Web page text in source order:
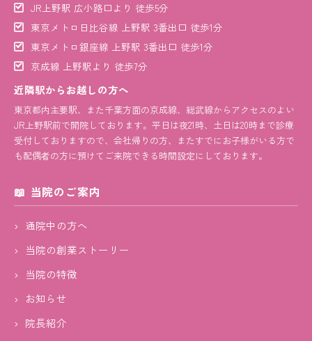
JR上野駅 広小路口より 徒歩5分
東京メトロ日比谷線 上野駅 3番出口 徒歩1分
東京メトロ銀座線 上野駅 3番出口 徒歩1分
京成線 上野駅より 徒歩7分
近隣駅からお越しの方へ
東京都内主要駅、また千葉方面の京成線、総武線からアクセスのよい
JR上野駅前で開院しております。平日は夜21時、土日は20時まで診療
受付しておりますので、会社帰りの方、またすでにお子様がいる方で
も配偶者の方に預けてご来院できる時間設定にしております。
当院のご案内
通院中の方へ
当院の創業ストーリー
当院の特徴
お知らせ
院長紹介